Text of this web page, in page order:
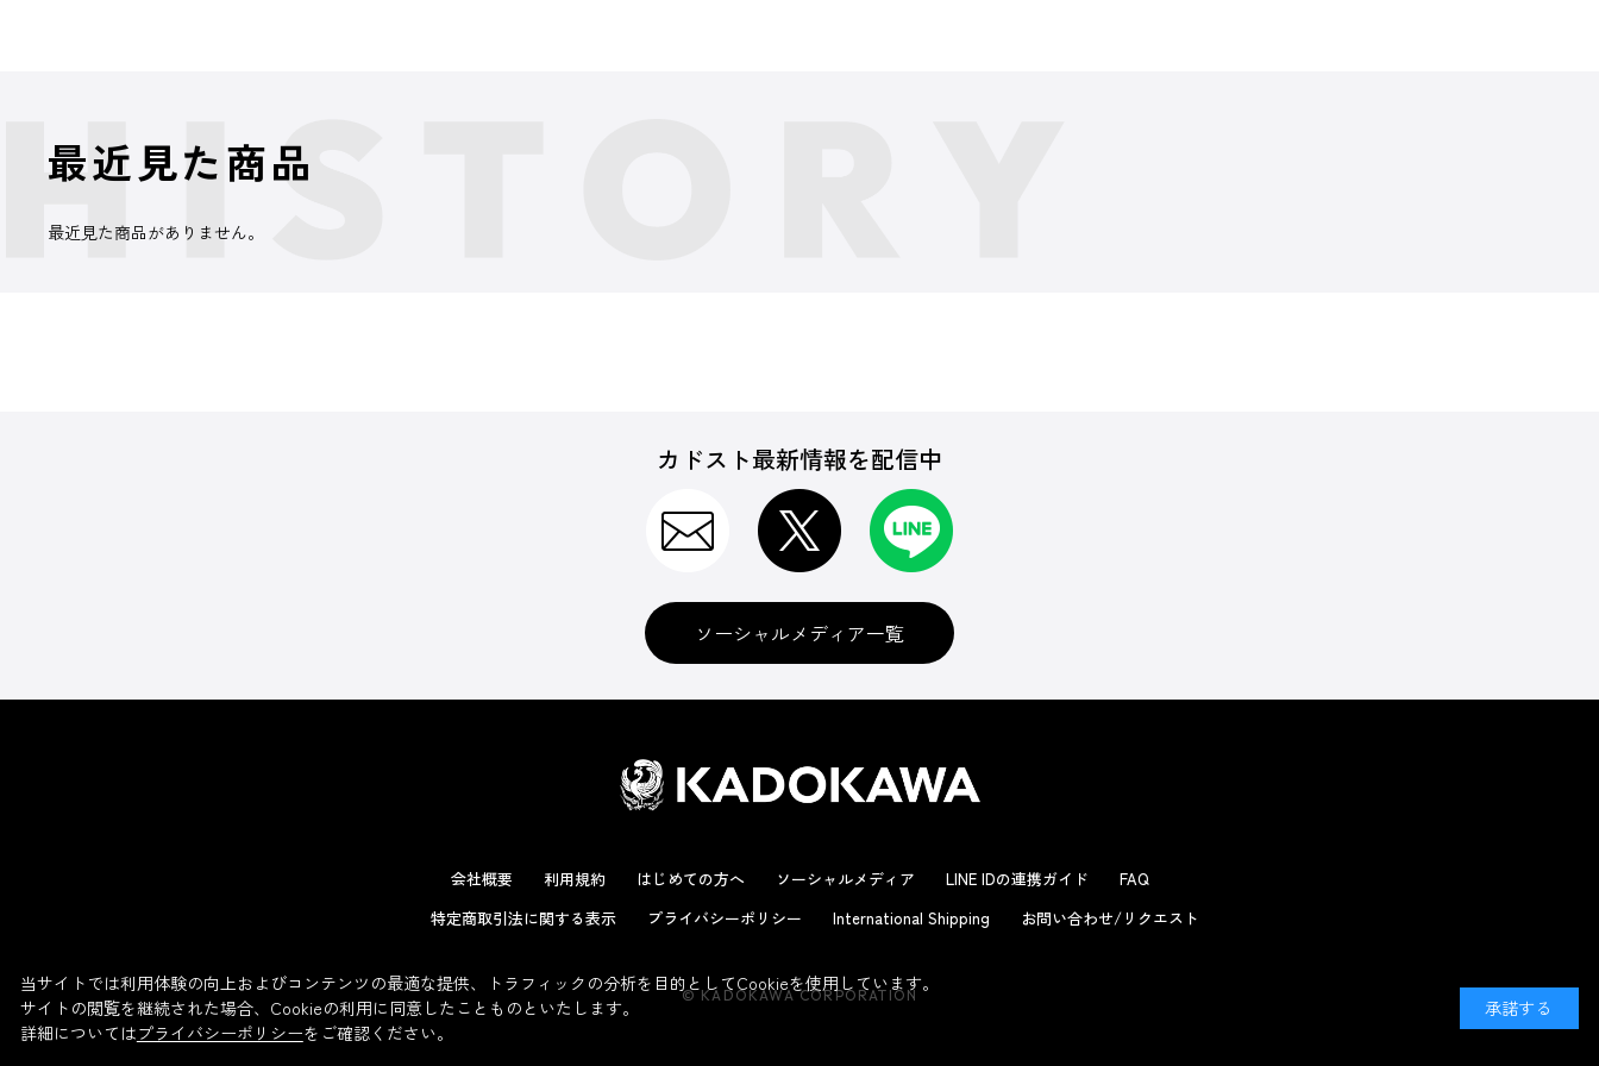
最近見た商品
最近見た商品がありません。
カドスト最新情報を配信中
ソーシャルメディア一覧
会社概要 利用規約 はじめての方へ ソーシャルメディア LINE IDの連携ガイド
FAQ
特定商取引法に関する表示
プライバシーポリシー International Shipping お問い合わせ/リクエスト
© KADOKAWA CORPORATION
当サイトでは利用体験の向上およびコンテンツの最適な提供、トラフィックの分析を目的としてCookieを使用しています。
サイトの閲覧を継続された場合、Cookieの利用に同意したことものといたします。
詳細についてはプライバシーポリシーをご確認ください。
承諾する